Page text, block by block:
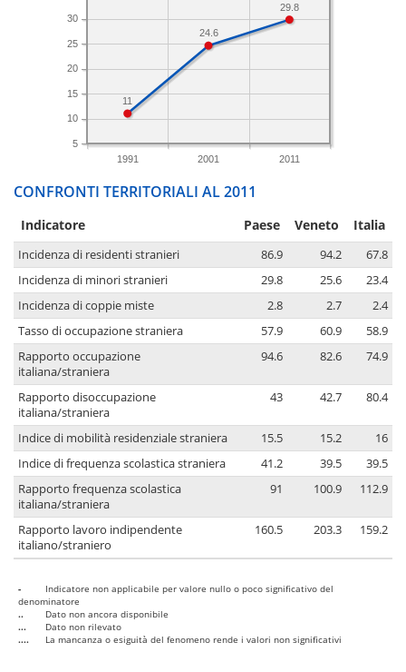
1991 2001 2011
5
10
15
20
25
30
29.8
24.6
11
CONFRONTI TERRITORIALI AL 2011
Indicatore Paese Veneto Italia
Incidenza di residenti stranieri 86.9 94.2
67.8
Incidenza di minori stranieri
29.8 25.6
23.4
Incidenza di coppie miste
2.8 2.7
2.4
Tasso di occupazione straniera
57.9 60.9
58.9
Rapporto occupazione
italiana/straniera
94.6 82.6 74.9
Rapporto disoccupazione
italiana/straniera
43 42.7 80.4
Indice di mobilità residenziale straniera 15.5 15.2
16
Indice di frequenza scolastica straniera
41.2 39.5
39.5
Rapporto frequenza scolastica
italiana/straniera
91 100.9 112.9
Rapporto lavoro indipendente
italiano/straniero
160.5 203.3 159.2
-
Indicatore non applicabile per valore nullo o poco significativo del
denominatore
..
Dato non ancora disponibile
...
Dato non rilevato
....
La mancanza o esiguità del fenomeno rende i valori non significativi